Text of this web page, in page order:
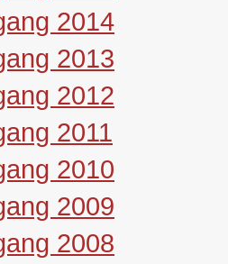
2014
2013
2012
2011
2010
2009
2008